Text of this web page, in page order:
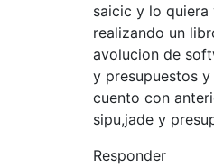
saicic y lo quiera
realizando un
avolucion de
y presupuestos
cuento con
sipu,jade y
Responder